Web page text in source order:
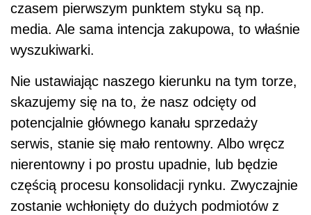
czasem pierwszym punktem styku są np.
media. Ale sama intencja zakupowa, to właśnie
wyszukiwarki.
Nie ustawiając naszego kierunku na tym torze,
skazujemy się na to, że nasz odcięty od
potencjalnie głównego kanału sprzedaży
serwis, stanie się mało rentowny. Albo wręcz
nierentowny i po prostu upadnie, lub będzie
częścią procesu konsolidacji rynku. Zwyczajnie
zostanie wchłonięty do dużych podmiotów z